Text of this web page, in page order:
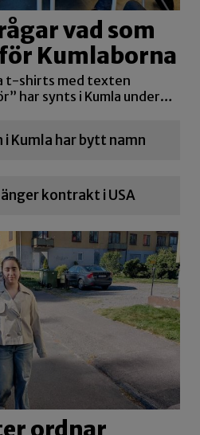
vad som
Kumlaborna
t-shirts med texten
har synts i Kumla under…
i Kumla har bytt namn
kontrakt i USA